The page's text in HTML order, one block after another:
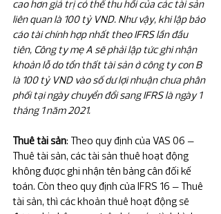
cao hơn giá trị có thể thu hồi của các tài sản
liên quan là 100 tỷ VND. Như vậy, khi lập báo
cáo tài chính hợp nhất theo IFRS lần đầu
tiên, Công ty mẹ A sẽ phải lập tức ghi nhận
khoản lỗ do tổn thất tài sản ở công ty con B
là 100 tỷ VND vào số dư lợi nhuận chưa phân
phối tại ngày chuyển đổi sang IFRS là ngày 1
tháng 1 năm 2021.
Thuê tài sản: Theo quy định của VAS 06 –
Thuê tài sản, các tài sản thuê hoạt động
không được ghi nhận tên bảng cân đối kế
toán. Còn theo quy định của IFRS 16 – Thuê
tài sản, thì các khoản thuê hoạt động sẽ